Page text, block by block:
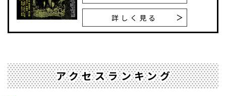
詳しく見る
アクセスランキング